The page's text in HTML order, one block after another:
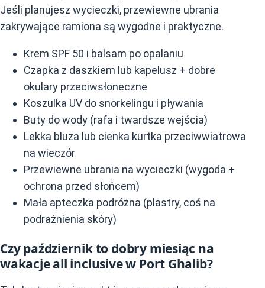
Jeśli planujesz wycieczki, przewiewne ubrania
zakrywające ramiona są wygodne i praktyczne.
Krem SPF 50 i balsam po opalaniu
Czapka z daszkiem lub kapelusz + dobre
okulary przeciwsłoneczne
Koszulka UV do snorkelingu i pływania
Buty do wody (rafa i twardsze wejścia)
Lekka bluza lub cienka kurtka przeciwwiatrowa
na wieczór
Przewiewne ubrania na wycieczki (wygoda +
ochrona przed słońcem)
Mała apteczka podróżna (plastry, coś na
podrażnienia skóry)
Czy październik to dobry miesiąc na
wakacje all inclusive w Port Ghalib?